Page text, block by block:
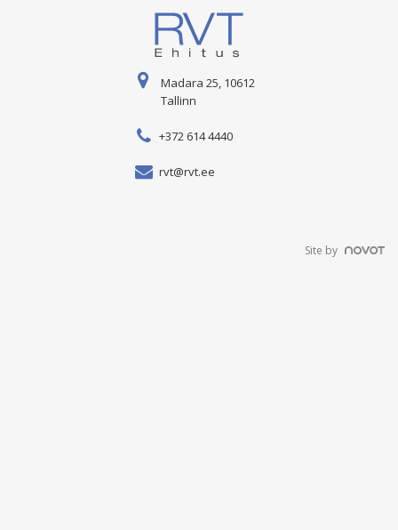
Madara 25, 10612
Tallinn
+372 614 4440
rvt@rvt.ee
Site by